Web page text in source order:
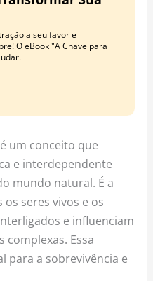
a seu favor e
O eBook "A Chave para
um conceito que
e interdependente
mundo natural. É a
seres vivos e os
e influenciam
Essa
para a sobrevivência e